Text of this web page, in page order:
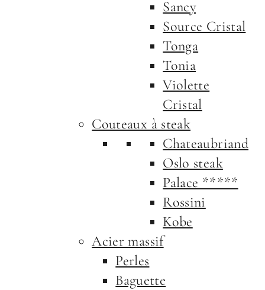
Sancy
Source Cristal
Tonga
Tonia
Violette
Cristal
Couteaux à steak
Chateaubriand
Oslo steak
Palace *****
Rossini
Kobe
Acier massif
Perles
Baguette